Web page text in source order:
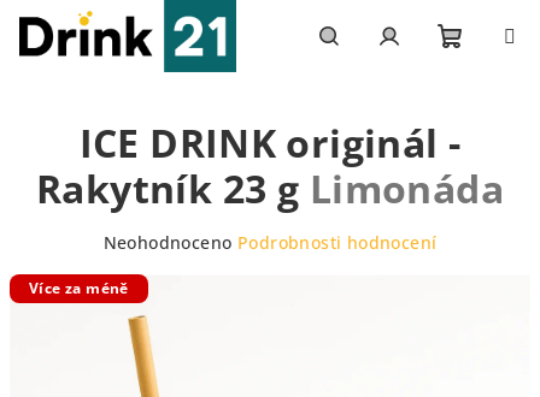
obsah
košík
ICE DRINK originál -
Rakytník 23 g Limonáda
Průměrné
produktu
Neohodnoceno Podrobnosti hodnocení
Více za méně